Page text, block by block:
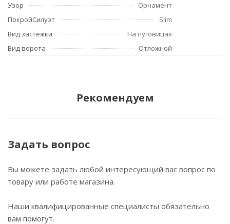
Узор
Орнамент
ПокройСилуэт
Slim
Вид застежки
На пуговицах
Вид ворота
Отложной
Рекомендуем
Задать вопрос
Вы можете задать любой интересующий вас вопрос по
товару или работе магазина.
Наши квалифицированные специалисты обязательно
вам помогут.